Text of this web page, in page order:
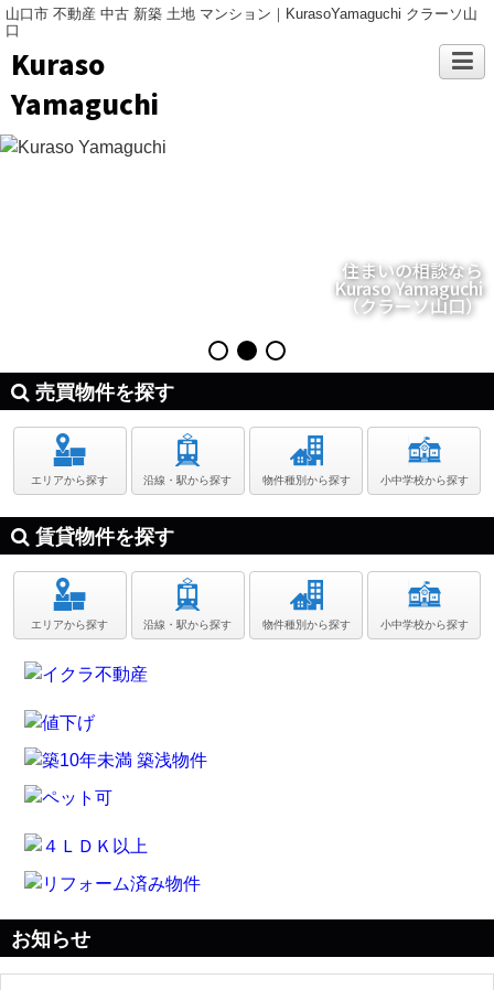
山口市 不動産 中古 新築 土地 マンション｜KurasoYamaguchi クラーソ山
口
Kuraso
Yamaguchi
住まいの相談なら
Kuraso Yamaguchi
（クラーソ山口）
売買物件を探す
エリアから探す 沿線・駅から探す 物件種別から探す 小中学校から探す
賃貸物件を探す
エリアから探す 沿線・駅から探す 物件種別から探す 小中学校から探す
お知らせ